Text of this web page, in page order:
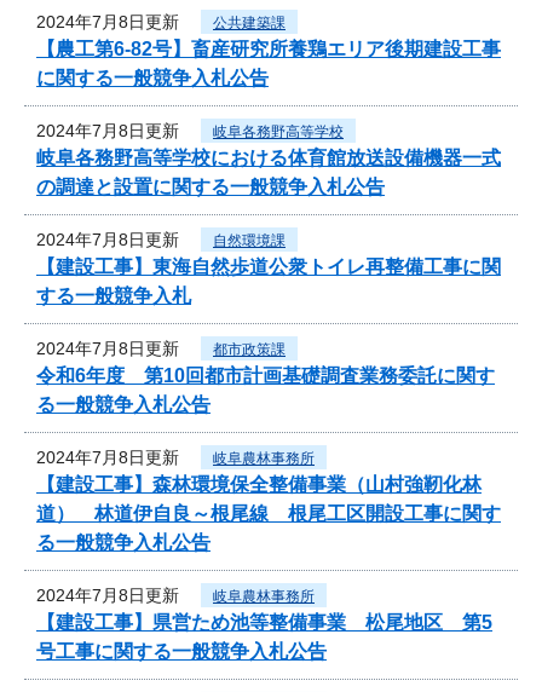
2024年7月8日更新 公共建築課
【農工第6-82号】畜産研究所養鶏エリア後期建設工事
に関する一般競争入札公告
2024年7月8日更新 岐阜各務野高等学校
岐阜各務野高等学校における体育館放送設備機器一式
の調達と設置に関する一般競争入札公告
2024年7月8日更新 自然環境課
【建設工事】東海自然歩道公衆トイレ再整備工事に関
する一般競争入札
2024年7月8日更新 都市政策課
令和6年度 第10回都市計画基礎調査業務委託に関す
る一般競争入札公告
2024年7月8日更新 岐阜農林事務所
【建設工事】森林環境保全整備事業（山村強靭化林
道） 林道伊自良～根尾線 根尾工区開設工事に関す
る一般競争入札公告
2024年7月8日更新 岐阜農林事務所
【建設工事】県営ため池等整備事業 松尾地区 第5
号工事に関する一般競争入札公告